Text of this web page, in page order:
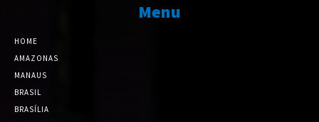
Menu
HOME
AMAZONAS
MANAUS
BRASIL
BRASÍLIA